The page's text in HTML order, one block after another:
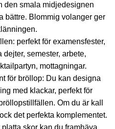
den smala midjedesignen
bättre. Blommig volanger ger
perfekt för examensfester,
dejter, semester, arbete,
mottagningar.
för bröllop: Du kan designa
med klackar, perfekt för
Om du är kall
det perfekta komplementet.
skor kan du framhäva